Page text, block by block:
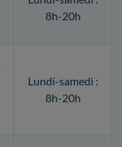
8h-20h
Lundi-samedi :
8h-20h